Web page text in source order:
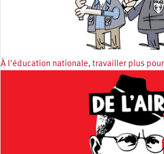
À l'éducation nationale, travailler plus pour